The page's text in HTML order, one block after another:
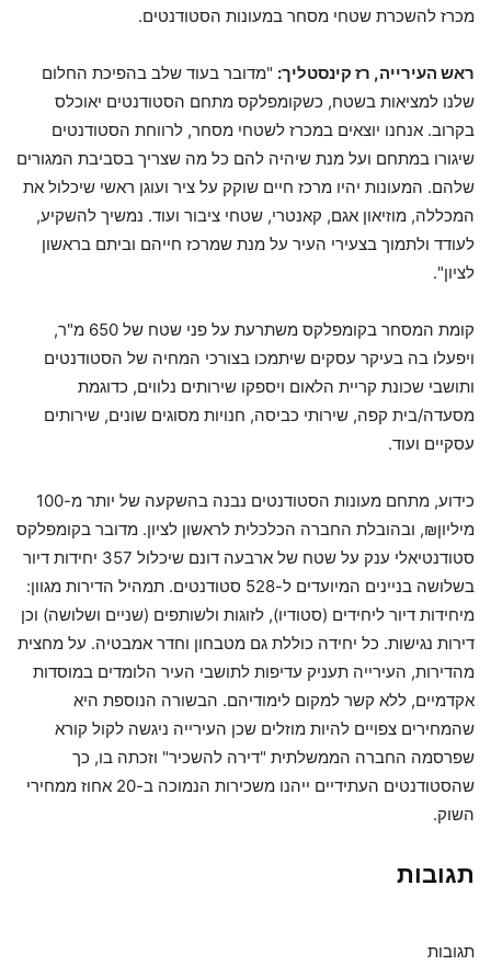
מכרז להשכרת שטחי מסחר במעונות הסטודנטים.
ראש העירייה, רז קינסטליך: "מדובר בעוד שלב בהפיכת החלום
שלנו למציאות בשטח, כשקומפלקס מתחם הסטודנטים יאוכלס
בקרוב. אנחנו יוצאים במכרז לשטחי מסחר, לרווחת הסטודנטים
שיגורו במתחם ועל מנת שיהיה להם כל מה שצריך בסביבת המגורים
שלהם. המעונות יהיו מרכז חיים שוקק על ציר ועוגן ראשי שיכלול את
המכללה, מוזיאון אגם, קאנטרי, שטחי ציבור ועוד. נמשיך להשקיע,
לעודד ולתמוך בצעירי העיר על מנת שמרכז חייהם וביתם בראשון
לציון".
קומת המסחר בקומפלקס משתרעת על פני שטח של 650 מ"ר,
ויפעלו בה בעיקר עסקים שיתמכו בצורכי המחיה של הסטודנטים
ותושבי שכונת קריית הלאום ויספקו שירותים נלווים, כדוגמת
מסעדה/בית קפה, שירותי כביסה, חנויות מסוגים שונים, שירותים
עסקיים ועוד.
כידוע, מתחם מעונות הסטודנטים נבנה בהשקעה של יותר מ-100
מיליון₪, ובהובלת החברה הכלכלית לראשון לציון. מדובר בקומפלקס
סטודנטיאלי ענק על שטח של ארבעה דונם שיכלול 357 יחידות דיור
בשלושה בניינים המיועדים ל-528 סטודנטים. תמהיל הדירות מגוון:
מיחידות דיור ליחידים (סטודיו), לזוגות ולשותפים (שניים ושלושה) וכן
דירות נגישות. כל יחידה כוללת גם מטבחון וחדר אמבטיה. על מחצית
מהדירות, העירייה תעניק עדיפות לתושבי העיר הלומדים במוסדות
אקדמיים, ללא קשר למקום לימודיהם. הבשורה הנוספת היא
שהמחירים צפויים להיות מוזלים שכן העירייה ניגשה לקול קורא
שפרסמה החברה הממשלתית "דירה להשכיר" וזכתה בו, כך
שהסטודנטים העתידיים ייהנו משכירות הנמוכה ב-20 אחוז ממחירי
השוק.
תגובות
תגובות